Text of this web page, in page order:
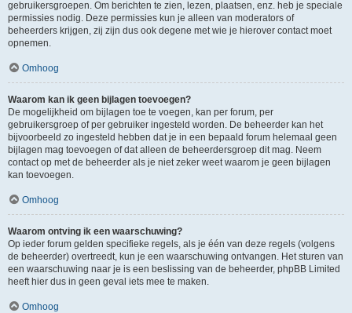
gebruikersgroepen. Om berichten te zien, lezen, plaatsen, enz. heb je speciale
permissies nodig. Deze permissies kun je alleen van moderators of
beheerders krijgen, zij zijn dus ook degene met wie je hierover contact moet
opnemen.
Omhoog
Waarom kan ik geen bijlagen toevoegen?
De mogelijkheid om bijlagen toe te voegen, kan per forum, per
gebruikersgroep of per gebruiker ingesteld worden. De beheerder kan het
bijvoorbeeld zo ingesteld hebben dat je in een bepaald forum helemaal geen
bijlagen mag toevoegen of dat alleen de beheerdersgroep dit mag. Neem
contact op met de beheerder als je niet zeker weet waarom je geen bijlagen
kan toevoegen.
Omhoog
Waarom ontving ik een waarschuwing?
Op ieder forum gelden specifieke regels, als je één van deze regels (volgens
de beheerder) overtreedt, kun je een waarschuwing ontvangen. Het sturen van
een waarschuwing naar je is een beslissing van de beheerder, phpBB Limited
heeft hier dus in geen geval iets mee te maken.
Omhoog